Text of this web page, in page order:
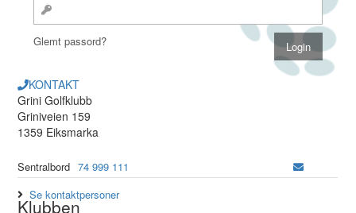
Glemt passord?
KONTAKT
Grini Golfklubb
Griniveien 159
1359 Eiksmarka
Sentralbord 74 999 111
Se kontaktpersoner
Klubben